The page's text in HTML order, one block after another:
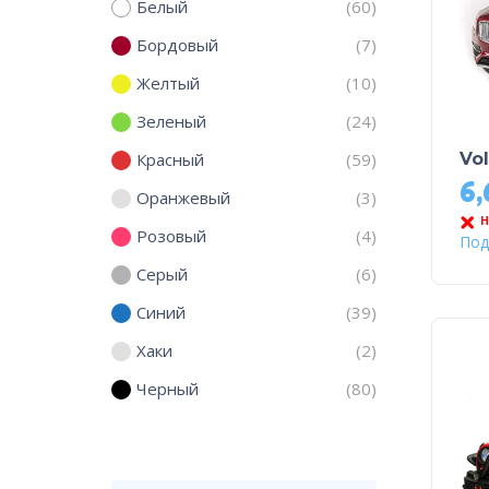
Белый
(60)
Бордовый
(7)
Желтый
(10)
Зеленый
(24)
Красный
(59)
Оранжевый
(3)
Розовый
(4)
Серый
(6)
Синий
(39)
Хаки
(2)
Черный
(80)